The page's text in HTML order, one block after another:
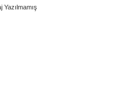
Yazılmamış